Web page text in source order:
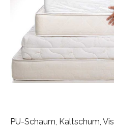
PU-Schaum, Kaltschum,